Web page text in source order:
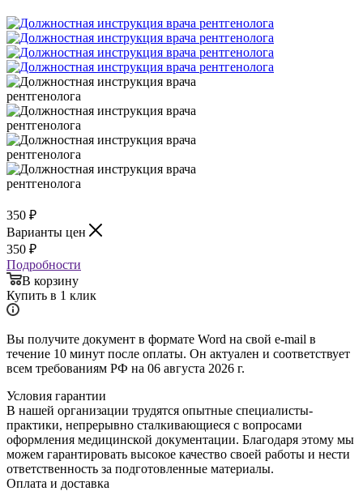
350 ₽
Варианты цен
350 ₽
Подробности
В корзину
Купить в 1 клик
Вы получите документ в формате Word на свой e-mail в
течение 10 минут после оплаты. Он актуален и соответствует
всем требованиям РФ на 06 августа 2026 г.
Условия гарантии
В нашей организации трудятся опытные специалисты-
практики, непрерывно сталкивающиеся с вопросами
оформления медицинской документации. Благодаря этому мы
можем гарантировать высокое качество своей работы и нести
ответственность за подготовленные материалы.
Оплата и доставка